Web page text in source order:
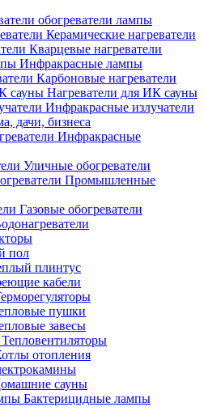
обогреватели лампы
Керамические нагреватели
Кварцевые нагреватели
Инфракрасные лампы
Карбоновые нагреватели
Нагреватели для ИК сауны
Инфракрасные излучатели
дачи, бизнеса
Инфракрасные
Уличные обогреватели
Промышленные
Газовые обогреватели
пол
плинтус
кабели
пушки
завесы
Тепловентиляторы
отопления
сауны
Бактерицидные лампы